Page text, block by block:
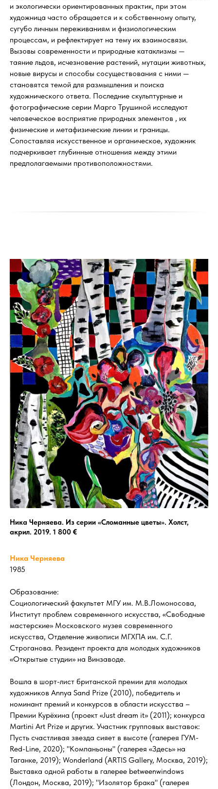
и экологически ориентированных практик, при этом
художница часто обращается и к собственному опыту,
сугубо личным переживаниям и физиологическим
процессам, и рефлектирует на тему их взаимосвязи.
Вызовы современности и природные катаклизмы —
таяние льдов, исчезновение растений, мутации животных,
новые вирусы и способы сосуществования с ними —
становятся темой для размышления и поиска
художнического ответа. Последние скульптурные и
фотографические серии Марго Трушиной исследуют
человеческое восприятие природных элементов , их
физические и метафизические линии и границы.
Сопоставляя искусственное и органическое, художник
подчеркивает глубинные отношения между этими
предполагаемыми противоположностями.
Ника Черняева. Из серии «Сломанные цветы». Холст,
акрил. 2019. 1 800 €
Ника Черняева
1985
Образование:
Социологический факультет МГУ им. М.В.Ломоносова,
Институт проблем современного искусства, «Свободные
мастерские» Московского музея современного
искусства, Отделение живописи МГХПА им. С.Г.
Строганова. Резидент проекта для молодых художников
«Открытые студии» на Винзаводе.
Вошла в шорт-лист британской премии для молодых
художников Annya Sand Prize (2010), победитель и
номинант премий и конкурсов в области искусства –
Премии Курёхина (проект «Just dream it» (2011); конкурса
Martini Art Prize и других. Участник групповых выставок:
Пусть счастливая звезда сияет в высоте (галерея ГУМ-
Red-Line, 2020); "Компаньоны" (галерея «Здесь» на
Таганке, 2019); Wonderland (ARTIS Gallery, Москва, 2019);
Выставка одной работы в галерее betweenwindows
(Лондон, Москва, 2019); "Изолятор брака" (галерея